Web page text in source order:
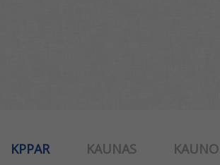
KPPAR KAUNAS KAUNO